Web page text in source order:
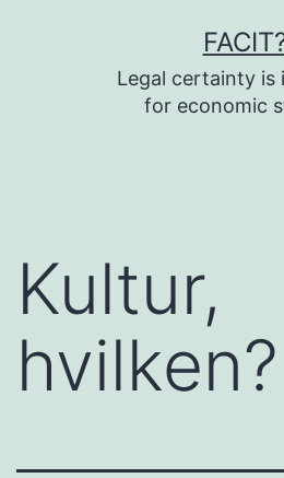
Legal certainty is
for economic
Kultur,
hvilken?